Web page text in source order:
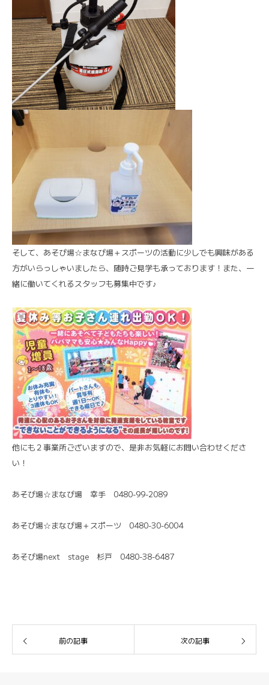
そして、あそび場☆まなび場＋スポーツの活動に少しでも興味がある
方がいらっしゃいましたら、随時ご見学も承っております！また、一
緒に働いてくれるスタッフも募集中です♪
他にも２事業所ございますので、是非お気軽にお問い合わせくださ
い！
あそび場☆まなび場 幸手 0480-99-2089
あそび場☆まなび場＋スポーツ 0480-30-6004
あそび場next stage 杉戸 0480-38-6487
前の記事 次の記事